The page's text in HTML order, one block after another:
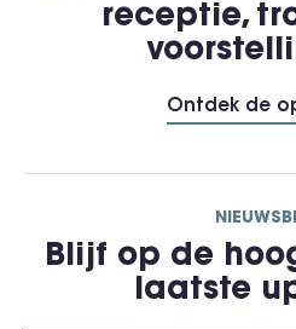
receptie,
Ontdek de
Blijf op de
laatste